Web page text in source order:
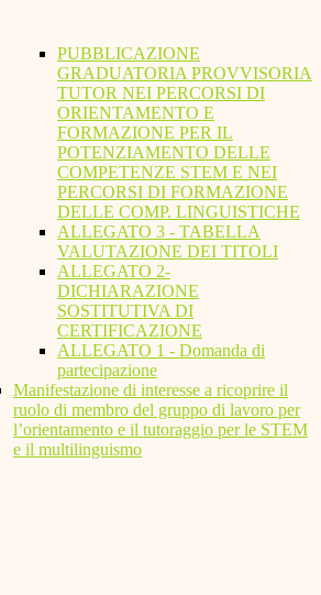
PUBBLICAZIONE
GRADUATORIA PROVVISORIA
TUTOR NEI PERCORSI DI
ORIENTAMENTO E
FORMAZIONE PER IL
POTENZIAMENTO DELLE
COMPETENZE STEM E NEI
PERCORSI DI FORMAZIONE
DELLE COMP. LINGUISTICHE
ALLEGATO 3 - TABELLA
VALUTAZIONE DEI TITOLI
ALLEGATO 2-
DICHIARAZIONE
SOSTITUTIVA DI
CERTIFICAZIONE
ALLEGATO 1 - Domanda di
partecipazione
Manifestazione di interesse a ricoprire il
ruolo di membro del gruppo di lavoro per
l’orientamento e il tutoraggio per le STEM
e il multilinguismo